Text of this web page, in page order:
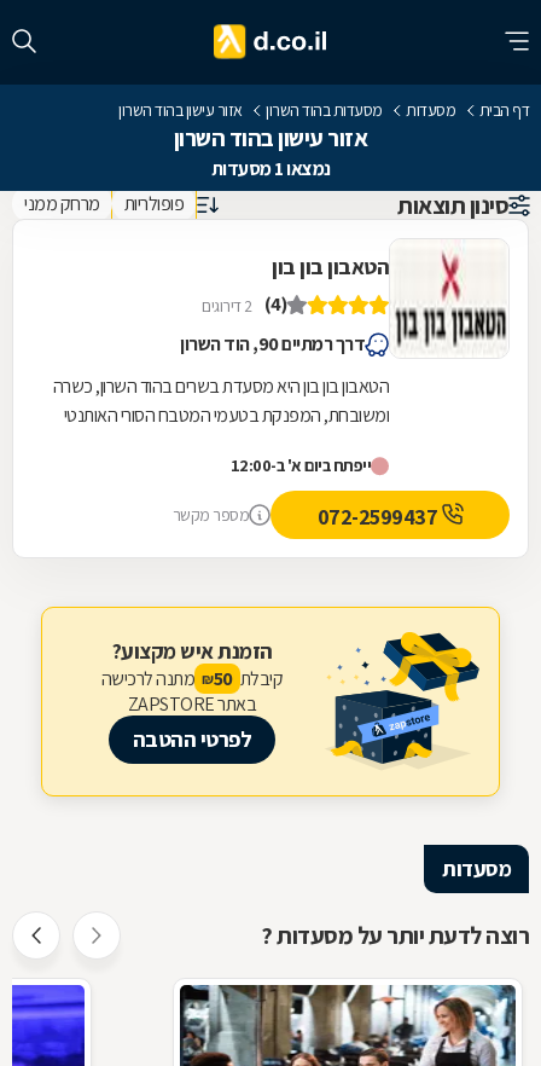
דף הבית מסעדות מסעדות בהוד השרון אזור עישון בהוד השרון
אזור עישון בהוד השרון
נמצאו 1 מסעדות
סינון תוצאות פופולריות מרחק ממני
הטאבון בון בון
(4) 2 דירוגים
דרך רמתיים 90, הוד השרון
הטאבון בון בון היא מסעדת בשרים בהוד השרון, כשרה
ומשובחת, המפנקת בטעמי המטבח הסורי האותנטי
וכוללות...
ייפתח ביום א' ב-12:00
מספר מקשר
הזמנת איש מקצוע?
קיבלת 50
₪ מתנה לרכישה
באתר ZAPSTORE
לפרטי ההטבה
מסעדות
רוצה לדעת יותר על מסעדות ?